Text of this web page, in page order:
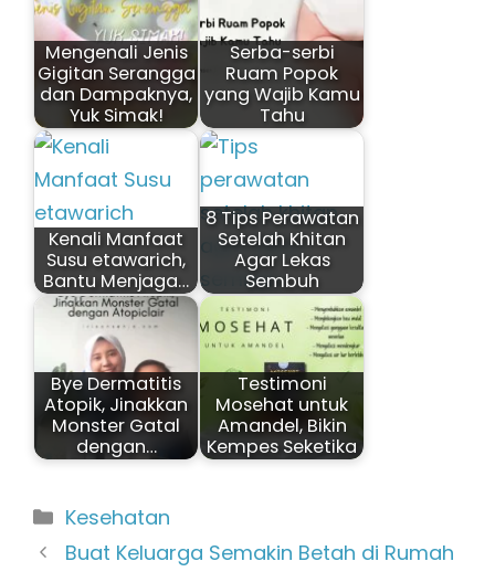
Mengenali Jenis
Gigitan Serangga
dan Dampaknya,
Yuk Simak!
Serba-serbi
Ruam Popok
yang Wajib Kamu
Tahu
Kenali Manfaat
Susu etawarich,
Bantu Menjaga…
8 Tips Perawatan
Setelah Khitan
Agar Lekas
Sembuh
Bye Dermatitis
Atopik, Jinakkan
Monster Gatal
dengan…
Testimoni
Mosehat untuk
Amandel, Bikin
Kempes Seketika
Kategori
Kesehatan
Buat Keluarga Semakin Betah di Rumah